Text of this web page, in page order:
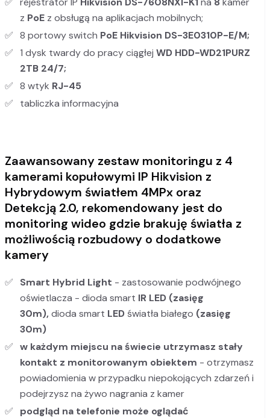
z PoE z obsługą na aplikacjach mobilnych;
8 portowy switch PoE Hikvision DS-3E0310P-E/M;
1 dysk twardy do pracy ciągłej WD HDD-WD21PURZ
2TB 24/7;
8 wtyk RJ-45
tabliczka informacyjna
Zaawansowany zestaw monitoringu z 4
kamerami kopułowymi IP Hikvision z
Hybrydowym światłem 4MPx oraz
Detekcją 2.0, rekomendowany jest do
monitoring wideo gdzie brakuję światła z
możliwością rozbudowy o dodatkowe
kamery
Smart Hybrid Light - zastosowanie podwójnego
oświetlacza - dioda smart IR LED (zasięg
30m),dioda smart LED światła białego (zasięg
30m)
w każdym miejscu na świecie utrzymasz stały
kontakt z monitorowanym obiektem - otrzymasz
powiadomienia w przypadku niepokojących zdarzeń i
podejrzysz na żywo nagrania z kamer
podgląd na telefonie może oglądać